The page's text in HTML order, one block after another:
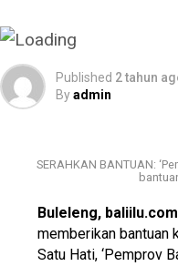
Published 2 tahun
Byadmin
SERAHKAN BANTUAN:
Buleleng, baliilu.com
memberikan bantuan
Satu Hati, ‘Pemprov